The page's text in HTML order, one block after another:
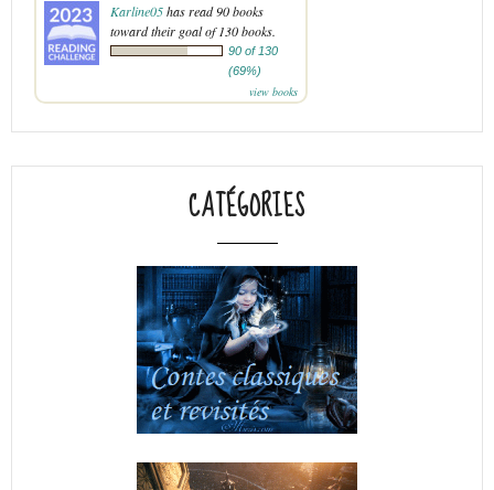
Karline05has read 90 books
toward their goal of 130 books.
90 of 130
(69%)
view books
CATÉGORIES